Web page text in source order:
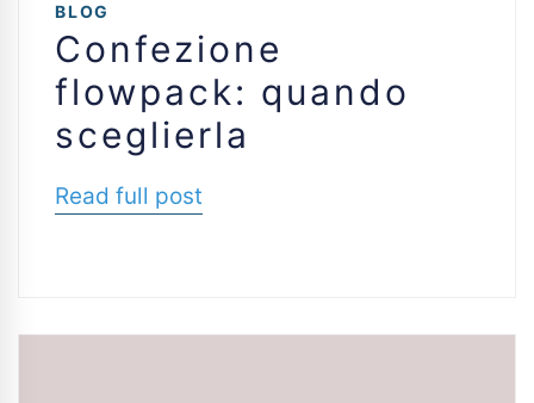
BLOG
Confezione
flowpack: quando
sceglierla
Read full post